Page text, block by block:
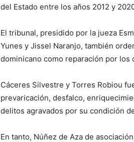
del Estado entre los años 2012 y
El tribunal, presidido por la jueza
Yunes y Jissel Naranjo, también
dominicano como reparación por
Cáceres Silvestre y Torres Robiou
prevaricación, desfalco,
delitos agravados por su condición
En tanto, Núñez de Aza de